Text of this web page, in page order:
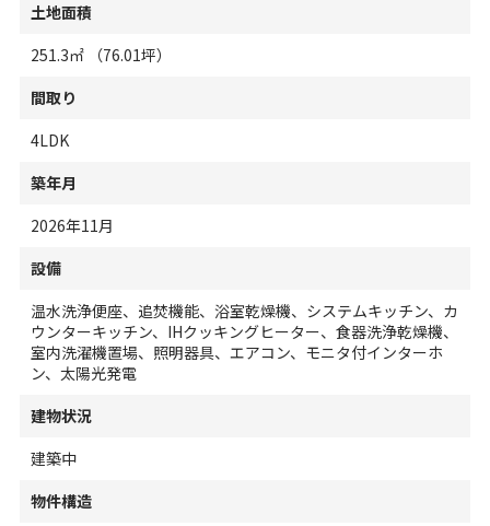
土地面積
251.3㎡ （76.01坪）
間取り
4LDK
築年月
2026年11月
設備
温水洗浄便座、追焚機能、浴室乾燥機、システムキッチン、カ
ウンターキッチン、IHクッキングヒーター、食器洗浄乾燥機、
室内洗濯機置場、照明器具、エアコン、モニタ付インターホ
ン、太陽光発電
建物状況
建築中
物件構造